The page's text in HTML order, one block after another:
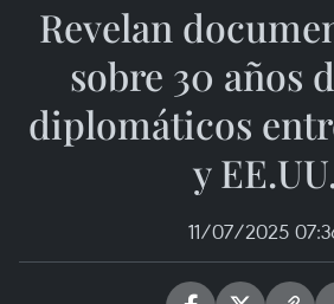
Revelan
sobre 30 años
diplomáticos
y
11/07/2025